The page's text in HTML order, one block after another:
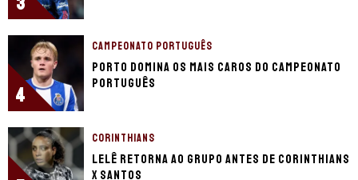
4
CAMPEONATO PORTUGUÊS
Porto domina os mais caros do Campeonato
Português
CORINTHIANS
Lelê retorna ao grupo antes de Corinthians
x Santos